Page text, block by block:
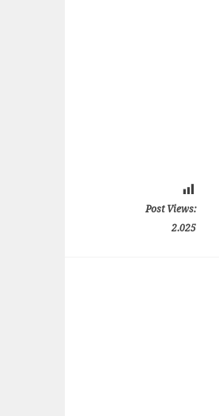
Post Views:
2.025